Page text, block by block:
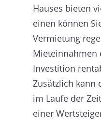
Hauses bieten
einen können
Vermietung
Mieteinnahmen
Investition
Zusätzlich kann
im Laufe der
einer